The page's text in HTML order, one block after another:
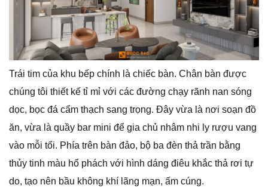
Trái tim của khu bếp chính là chiếc bàn. Chân bàn được
chúng tôi thiết kế tỉ mỉ với các đường chạy rãnh nan sóng
dọc, bọc đá cẩm thạch sang trọng. Đây vừa là nơi soạn đồ
ăn, vừa là quầy bar mini để gia chủ nhâm nhi ly rượu vang
vào mỗi tối. Phía trên bàn đảo, bộ ba đèn thả trần bằng
thủy tinh màu hổ phách với hình dáng điêu khắc thả rơi tự
do, tạo nên bầu không khí lãng mạn, ấm cúng.